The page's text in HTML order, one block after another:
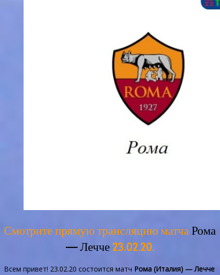
Смотрите прямую трансляцию матчаРома
— Лечче 23.02.20.
Всем привет! 23.02.20 состоится матч Рома (Италия) — Лечче